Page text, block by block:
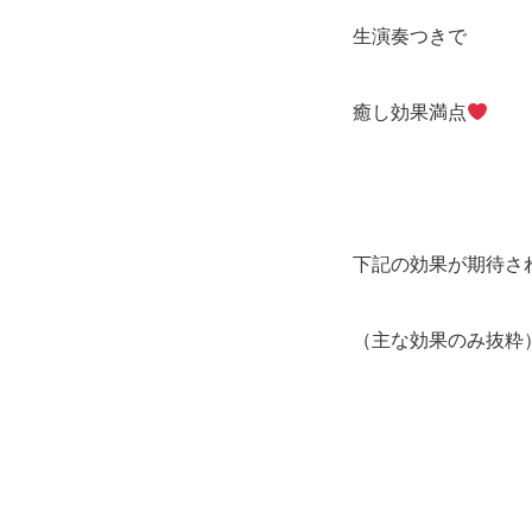
生演奏つきで
癒し効果満点
下記の効果が期待さ
（主な効果のみ抜粋）